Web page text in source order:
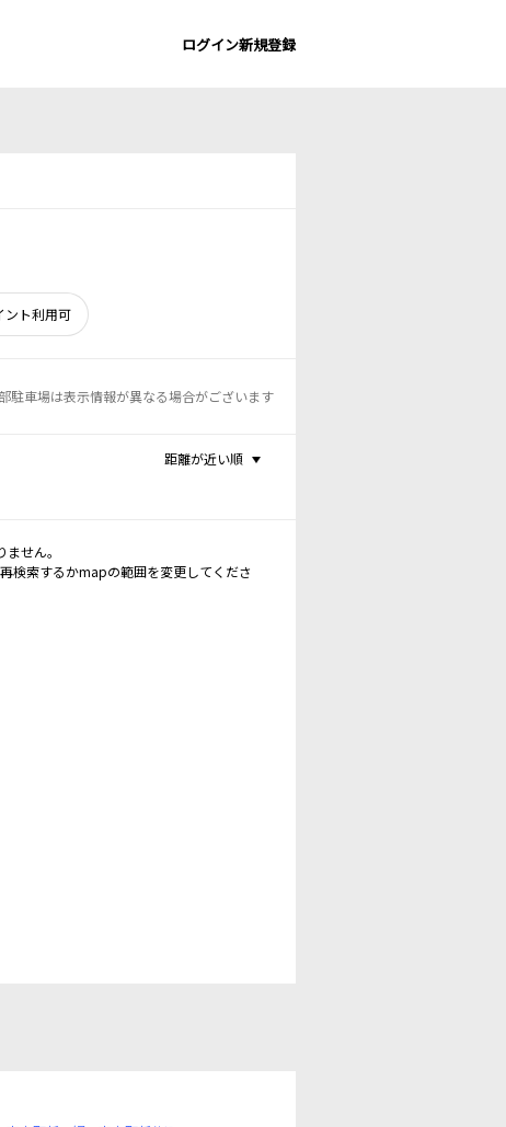
ログイン新規登録
ント利用可
駐車場は表示情報が異なる場合がございます
距離が近い順
せん。
検索するかmapの範囲を変更してくださ